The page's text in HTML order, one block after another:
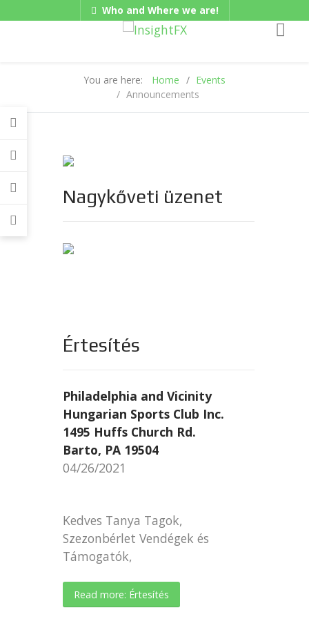
Who and Where we are!
You are here: Home
Events
Announcements
Nagykőveti üzenet
Értesítés
Philadelphia and Vicinity
Hungarian Sports Club Inc.
1495 Huffs Church Rd.
Barto, PA 19504
04/26/2021
Kedves Tanya Tagok,
Szezonbérlet Vendégek és
Támogatók,
Read more: Értesítés